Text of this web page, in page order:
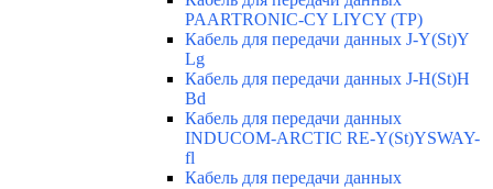
PAARTRONIC-CY LIYCY (TP)
Кабель для передачи данных J-Y(St)Y
Lg
Кабель для передачи данных J-H(St)H
Bd
Кабель для передачи данных
INDUCOM-ARCTIC RE-Y(St)YSWAY-
fl
Кабель для передачи данных